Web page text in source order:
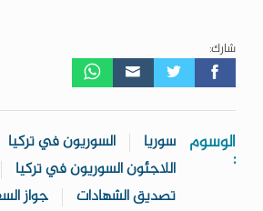
شارك:
الوسوم
:
سوريا
السوريون في تركيا
اللاجئون السوريون في تركيا
تصديق الشهادات
جواز